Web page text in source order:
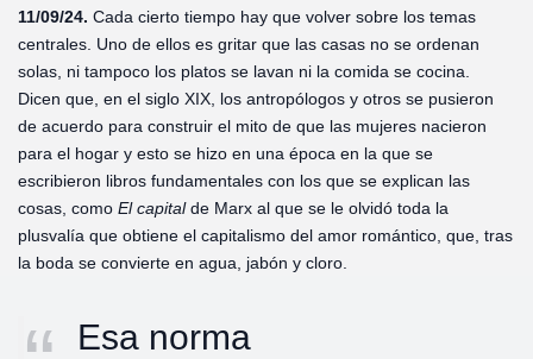
11/09/24. Cada cierto tiempo hay que volver sobre los temas
centrales. Uno de ellos es gritar que las casas no se ordenan
solas, ni tampoco los platos se lavan ni la comida se cocina.
Dicen que, en el siglo XIX, los antropólogos y otros se pusieron
de acuerdo para construir el mito de que las mujeres nacieron
para el hogar y esto se hizo en una época en la que se
escribieron libros fundamentales con los que se explican las
cosas, como El capitalde Marx al que se le olvidó toda la
plusvalía que obtiene el capitalismo del amor romántico, que, tras
la boda se convierte en agua, jabón y cloro.
Esa norma